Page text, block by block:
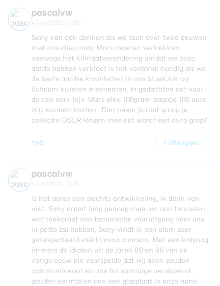
pascalvw
Sony kan ook denken als we toch over twee eeuwen
met ons allen naar Mars moeten vertrekken
vanwege het klimaatverandering omdat we onze
aarde hebben verkloot is het verdomd handig als we
de beste aardse kwaliteiten in ons broekzak cq
lichaam kunnen meenemen. In gedachten dat voor
de reis naar bijv. Mars elke 100gram bagage 100 euro
zou kunnen kosten.. Dan neem je niet graag je
collectie DSLR lenzen mee dat wordt een dure grap?
0 Reageer
pascalvw
is het perse een slechte ontwikkeling, ik denk van
niet. Sony draait lang genoeg mee om aan te voelen
wat toekomst van technische vooruitgang voor ons
in petto zal hebben, Sony vindt ik een alom zeer
gerespecteerd elektronica concern. Met een knipoog
immers de idioten uit de jaren 80 en 90 van de
vorige eeuw die voorspelde dat wij allen zouden
communiceren en ons tot sommige verslavend
zouden vermaken aan een glasplaat in onze hand